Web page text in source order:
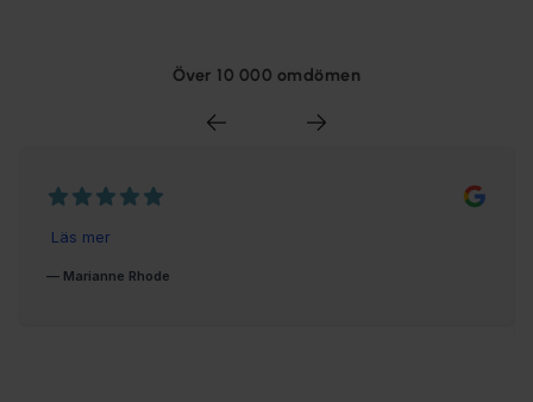
Över 10 000 omdömen